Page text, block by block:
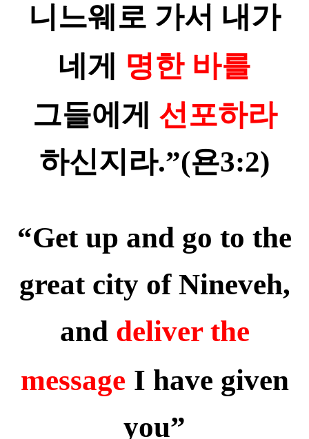
니느웨로 가서 내가
네게 명한 바를
그들에게 선포하라
하신지라.”(욘3:2)
“Get up and go to the
great city of Nineveh,
and deliver the
message I have given
you”